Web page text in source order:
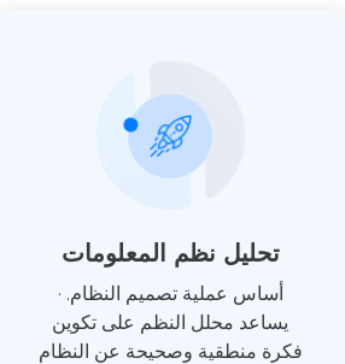
تحليل نظم المعلومات
أساس عملية تصميم النظام. ·
يساعد محلل النظم على تكوين
فكرة منطقية وصحيحة عن النظام